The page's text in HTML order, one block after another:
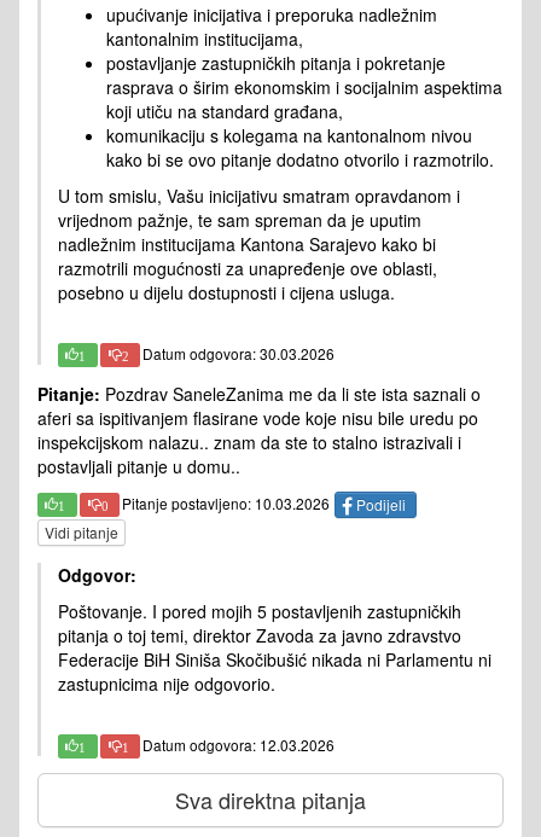
upućivanje inicijativa i preporuka nadležnim
kantonalnim institucijama,
postavljanje zastupničkih pitanja i pokretanje
rasprava o širim ekonomskim i socijalnim aspektima
koji utiču na standard građana,
komunikaciju s kolegama na kantonalnom nivou
kako bi se ovo pitanje dodatno otvorilo i razmotrilo.
U tom smislu, Vašu inicijativu smatram opravdanom i
vrijednom pažnje, te sam spreman da je uputim
nadležnim institucijama Kantona Sarajevo kako bi
razmotrili mogućnosti za unapređenje ove oblasti,
posebno u dijelu dostupnosti i cijena usluga.
1 2 Datum odgovora: 30.03.2026
Pitanje: Pozdrav SaneleZanima me da li ste ista saznali o
aferi sa ispitivanjem flasirane vode koje nisu bile uredu po
inspekcijskom nalazu.. znam da ste to stalno istrazivali i
postavljali pitanje u domu..
1 0 Pitanje postavljeno: 10.03.2026
Podijeli
Vidi pitanje
Odgovor:
Poštovanje. I pored mojih 5 postavljenih zastupničkih
pitanja o toj temi, direktor Zavoda za javno zdravstvo
Federacije BiH Siniša Skočibušić nikada ni Parlamentu ni
zastupnicima nije odgovorio.
1 1 Datum odgovora: 12.03.2026
Sva direktna pitanja